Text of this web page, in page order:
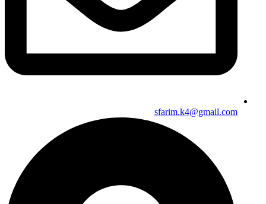
sfarim.k4@gmail.com